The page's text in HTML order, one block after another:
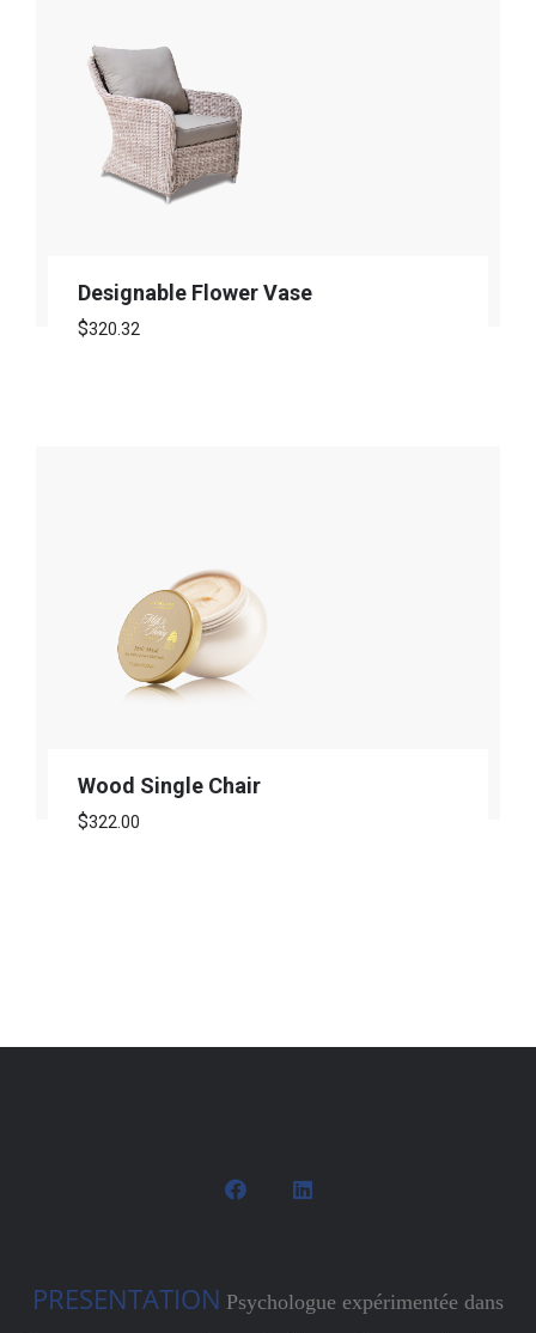
Designable Flower Vase
$320.32
Wood Single Chair
$322.00
PRESENTATION Psychologue expérimentée dans